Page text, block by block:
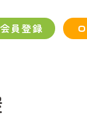
会員登録